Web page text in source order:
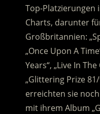
Top-Platzierungen
Charts, darunter
Großbritannien:
„Once Upon A
Years“, „Live In
„Glittering Prize
erreichten sie
mit ihrem Album